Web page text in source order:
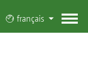
français